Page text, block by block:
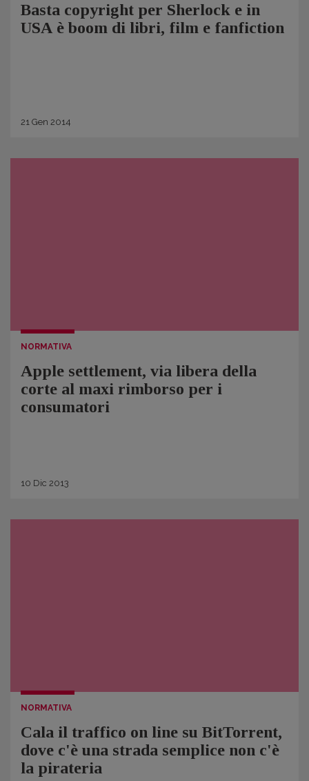
Basta copyright per Sherlock e in
USA è boom di libri, film e fanfiction
21 Gen 2014
NORMATIVA
Apple settlement, via libera della
corte al maxi rimborso per i
consumatori
10 Dic 2013
NORMATIVA
Cala il traffico on line su BitTorrent,
dove c'è una strada semplice non c'è
la pirateria